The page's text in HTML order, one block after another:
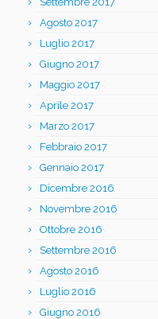
Agosto 2017
Luglio 2017
Giugno 2017
Maggio 2017
Aprile 2017
Marzo 2017
Febbraio 2017
Gennaio 2017
Dicembre 2016
Novembre 2016
Ottobre 2016
Settembre 2016
Agosto 2016
Luglio 2016
Giugno 2016